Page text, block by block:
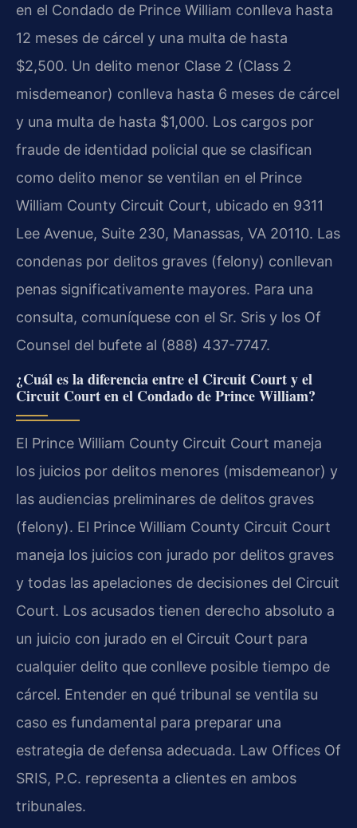
en el Condado de Prince William conlleva hasta
12 meses de cárcel y una multa de hasta
$2,500. Un delito menor Clase 2 (Class 2
misdemeanor) conlleva hasta 6 meses de cárcel
y una multa de hasta $1,000. Los cargos por
fraude de identidad policial que se clasifican
como delito menor se ventilan en el Prince
William County Circuit Court, ubicado en 9311
Lee Avenue, Suite 230, Manassas, VA 20110. Las
condenas por delitos graves (felony) conllevan
penas significativamente mayores. Para una
consulta, comuníquese con el Sr. Sris y los Of
Counsel del bufete al (888) 437-7747.
¿Cuál es la diferencia entre el Circuit Court y el
Circuit Court en el Condado de Prince William?
El Prince William County Circuit Court maneja
los juicios por delitos menores (misdemeanor) y
las audiencias preliminares de delitos graves
(felony). El Prince William County Circuit Court
maneja los juicios con jurado por delitos graves
y todas las apelaciones de decisiones del Circuit
Court. Los acusados tienen derecho absoluto a
un juicio con jurado en el Circuit Court para
cualquier delito que conlleve posible tiempo de
cárcel. Entender en qué tribunal se ventila su
caso es fundamental para preparar una
estrategia de defensa adecuada. Law Offices Of
SRIS, P.C. representa a clientes en ambos
tribunales.